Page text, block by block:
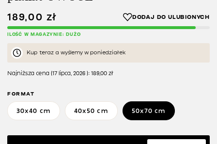
189,00 zł
ILOŚĆ W MAGAZYNIE: DUŻO
Kup teraz a wyślemy w poniedziałek
Najniższa cena (17 lipca, 2026 ): 189,00 zł
FORMAT
30x40 cm 40x50 cm 50x70 cm